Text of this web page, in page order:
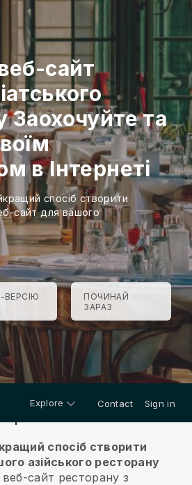
сайт
Заохочуйте та
в Інтернеті
спосіб створити
сайт для вашого
ПОЧИНАЙ
ЗАРАЗ
Explore Contact Sign in
спосіб створити
азійського ресторану
сайт ресторану з